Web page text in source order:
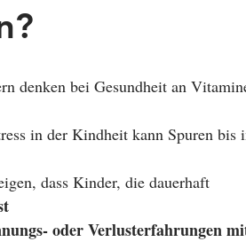
denken bei Gesundheit an
in der Kindheit kann Spuren bis
dass Kinder, die dauerhaft
oder Verlusterfahrungen